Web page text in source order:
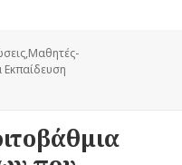
,Μαθητές-